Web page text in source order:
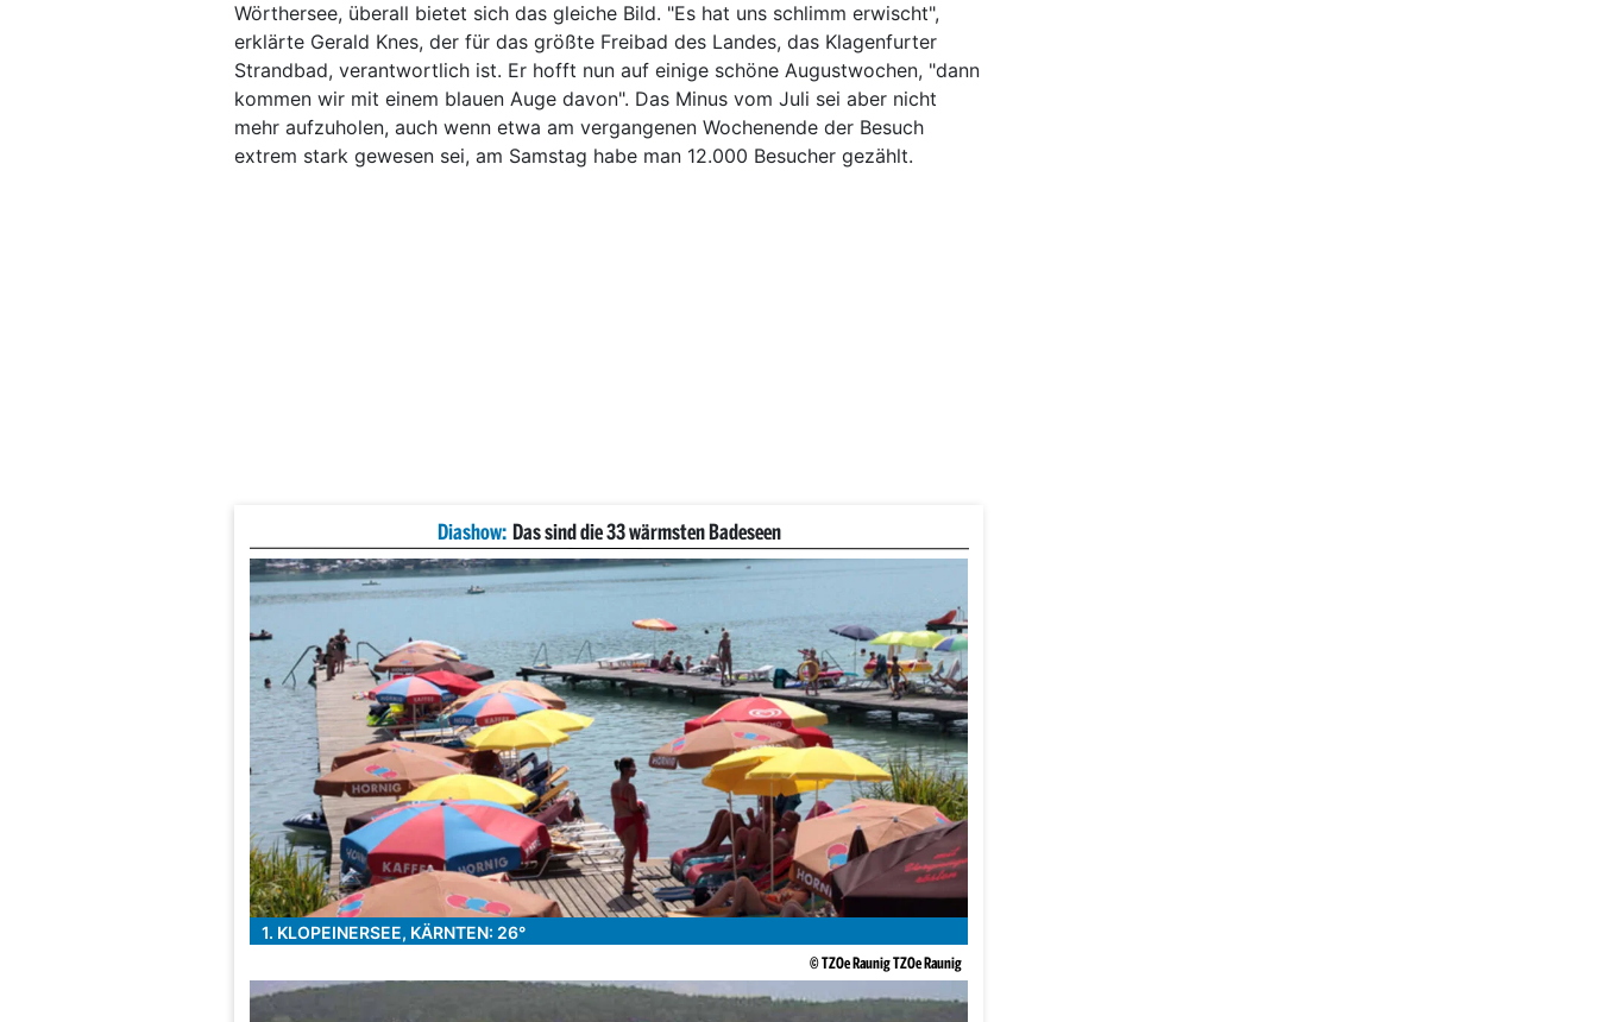
Wörthersee, überall bietet sich das gleiche Bild. "Es hat uns schlimm erwischt",
erklärte Gerald Knes, der für das größte Freibad des Landes, das Klagenfurter
Strandbad, verantwortlich ist. Er hofft nun auf einige schöne Augustwochen, "dann
kommen wir mit einem blauen Auge davon". Das Minus vom Juli sei aber nicht
mehr aufzuholen, auch wenn etwa am vergangenen Wochenende der Besuch
extrem stark gewesen sei, am Samstag habe man 12.000 Besucher gezählt.
Diashow: Das sind die 33 wärmsten Badeseen
1. KLOPEINERSEE, KÄRNTEN: 26°
© TZOe Raunig TZOe Raunig